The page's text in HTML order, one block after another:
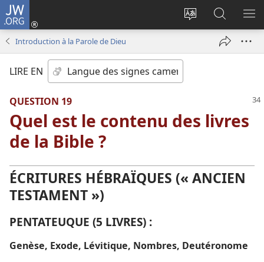
JW.ORG
Changer
langue
Se
connecter
nouvelle
fenêtre)
sur
JW.ORG
Introduction à la Parole de Dieu
LIRE EN
QUESTION 19
Quel est le contenu des livres
de la Bible ?
ÉCRITURES HÉBRAÏQUES (« ANCIEN
TESTAMENT »)
PENTATEUQUE (5 LIVRES) :
Genèse, Exode, Lévitique, Nombres, Deutéronome